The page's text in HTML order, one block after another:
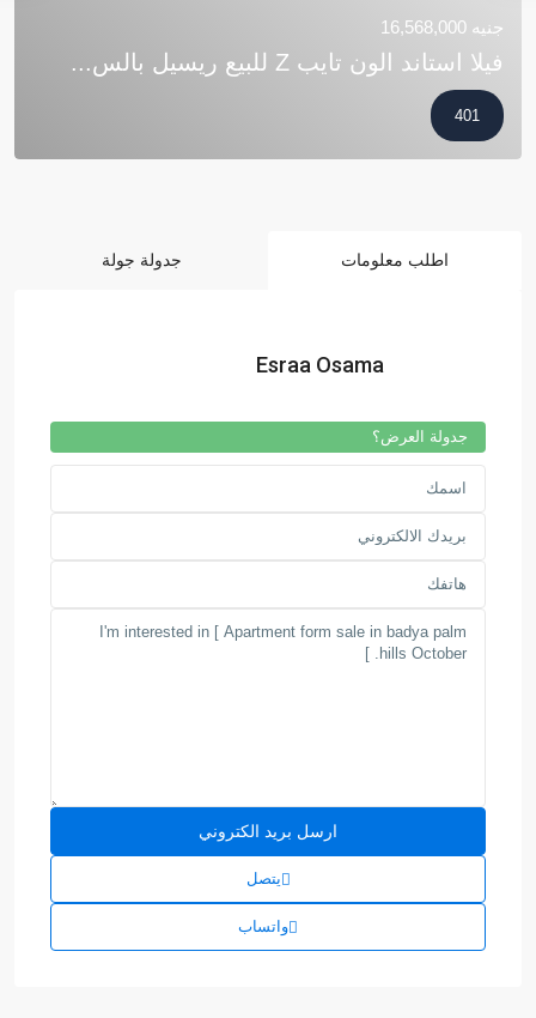
جنيه 16,568,000
فيلا استاند الون تايب Z للبيع ريسيل بالس...
401
اطلب معلومات جدولة جولة
Esraa Osama
جدولة العرض؟
يتصل
واتساب